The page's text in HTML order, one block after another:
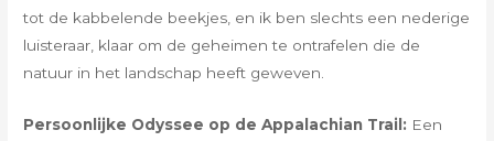
tot de kabbelende beekjes, en ik ben slechts een nederige
luisteraar, klaar om de geheimen te ontrafelen die de
natuur in het landschap heeft geweven.
Persoonlijke Odyssee op de Appalachian Trail: Een